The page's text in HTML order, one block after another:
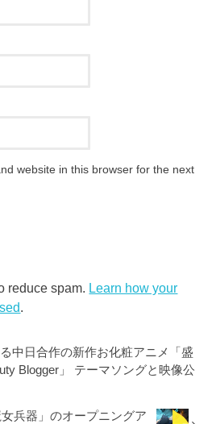
website in this browser for the next
reduce spam. Learn how your
.
中日合作の新作お化粧アニメ「盛
Blogger」 テーマソングと映像公
兵器」のオープニングア